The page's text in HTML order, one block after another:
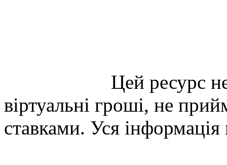
Цей ресурс
віртуальні гроші, не
ставками. Уся